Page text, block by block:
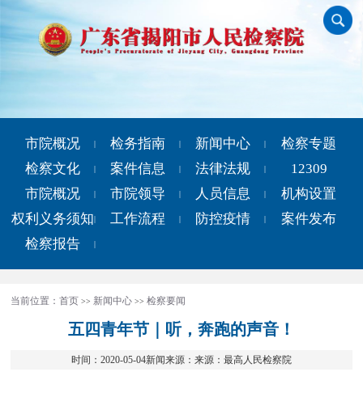
市院概况 检务指南 新闻中心
检察专题
检察文化
案件信息 法律法规
12309
市院概况
市院领导 人员信息
机构设置
权利义务须知
工作流程 防控疫情
案件发布
检察报告
当前位置：首页 >> 新闻中心 >>检察要闻
五四青年节｜听，奔跑的声音！
时间：2020-05-04新闻来源：来源：最高人民检察院